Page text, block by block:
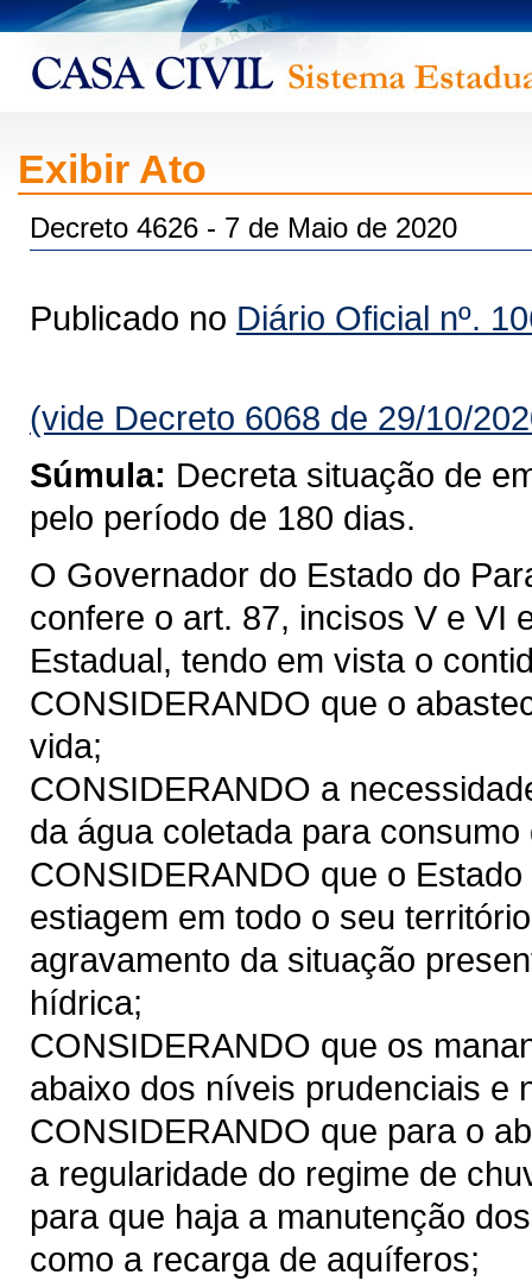
Exibir Ato
Decreto 4626 - 7 de Maio de 2020
Publicado no Diário Oficial nº.
(vide Decreto 6068 de 29/10/
Súmula: Decreta situação de
pelo período de 180 dias.
O Governador do Estado do
confere o art. 87, incisos V e VI
Estadual, tendo em vista o
CONSIDERANDO que o
vida;
CONSIDERANDO a
da água coletada para
CONSIDERANDO que o
estiagem em todo o seu
agravamento da situação
hídrica;
CONSIDERANDO que os
abaixo dos níveis prudenciais e
CONSIDERANDO que para o
a regularidade do regime de
para que haja a manutenção
como a recarga de aquíferos;